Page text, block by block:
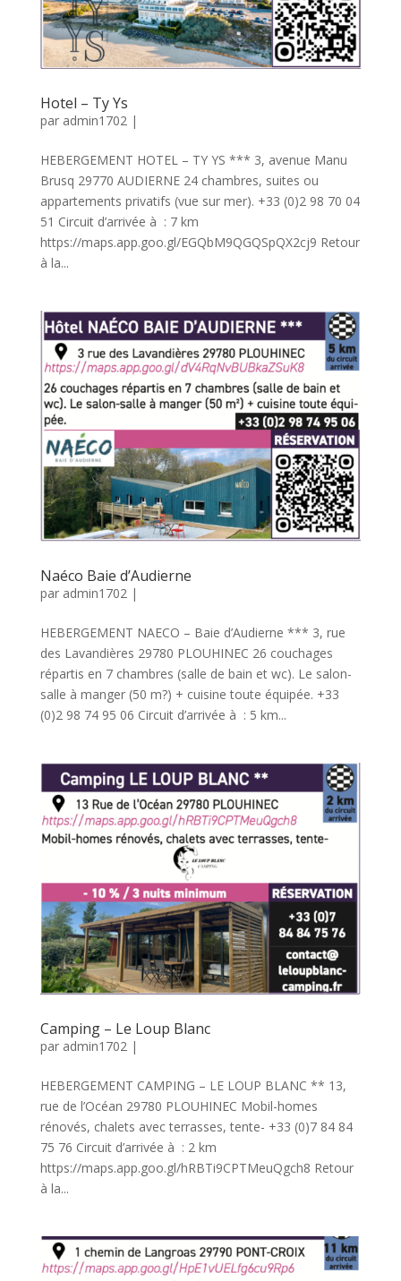
Hotel – Ty Ys
par admin1702|
HEBERGEMENT HOTEL – TY YS *** 3, avenue Manu
Brusq 29770 AUDIERNE 24 chambres, suites ou
appartements privatifs (vue sur mer). +33 (0)2 98 70 04
51 Circuit d’arrivée à : 7 km
https://maps.app.goo.gl/EGQbM9QGQSpQX2cj9 Retour
à la...
Naéco Baie d’Audierne
par admin1702|
HEBERGEMENT NAECO – Baie d’Audierne *** 3, rue
des Lavandières 29780 PLOUHINEC 26 couchages
répartis en 7 chambres (salle de bain et wc). Le salon-
salle à manger (50 m?) + cuisine toute équipée. +33
(0)2 98 74 95 06 Circuit d’arrivée à : 5 km...
Camping – Le Loup Blanc
par admin1702 |
HEBERGEMENT CAMPING – LE LOUP BLANC ** 13,
rue de l’Océan 29780 PLOUHINEC Mobil-homes
rénovés, chalets avec terrasses, tente- +33 (0)7 84 84
75 76 Circuit d’arrivée à : 2 km
https://maps.app.goo.gl/hRBTi9CPTMeuQgch8 Retour
à la...